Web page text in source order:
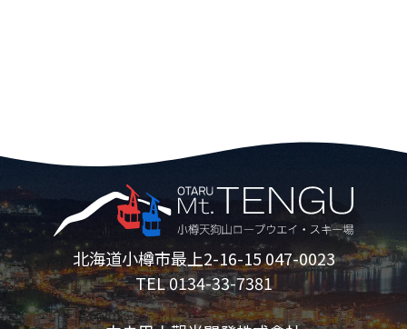
北海道小樽市最上2-16-15 047-0023
TEL 0134-33-7381